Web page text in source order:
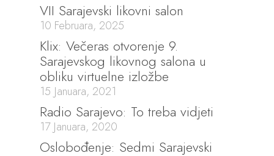
VII Sarajevski likovni salon
10 Februara, 2025
Klix: Večeras otvorenje 9.
Sarajevskog likovnog salona u
obliku virtuelne izložbe
15 Januara, 2021
Radio Sarajevo: To treba vidjeti
17 Januara, 2020
Oslobođenje: Sedmi Sarajevski